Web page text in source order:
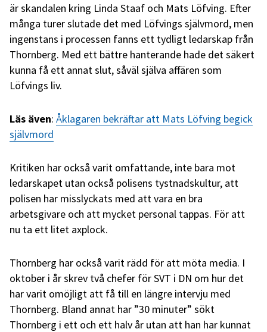
är skandalen kring Linda Staaf och Mats Löfving. Efter
många turer slutade det med Löfvings självmord, men
ingenstans i processen fanns ett tydligt ledarskap från
Thornberg. Med ett bättre hanterande hade det säkert
kunna få ett annat slut, såväl själva affären som
Löfvings liv.
Läs även: Åklagaren bekräftar att Mats Löfving begick
självmord
Kritiken har också varit omfattande, inte bara mot
ledarskapet utan också polisens tystnadskultur, att
polisen har misslyckats med att vara en bra
arbetsgivare och att mycket personal tappas. För att
nu ta ett litet axplock.
Thornberg har också varit rädd för att möta media. I
oktober i år skrev två chefer för SVT i DN om hur det
har varit omöjligt att få till en längre intervju med
Thornberg. Bland annat har ”30 minuter” sökt
Thornberg i ett och ett halv år utan att han har kunnat